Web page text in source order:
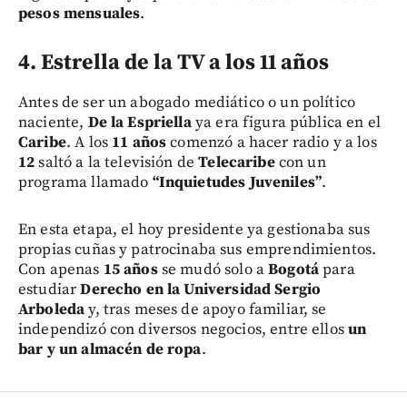
pesos mensuales.
4. Estrella de la TV a los 11 años
Antes de ser un abogado mediático o un político
naciente, De la Espriellaya era figura pública en el
Caribe. A los 11 añoscomenzó a hacer radio y a los
12saltó a la televisión deTelecaribecon un
programa llamado “Inquietudes Juveniles”.
En esta etapa, el hoy presidente ya gestionaba sus
propias cuñas y patrocinaba sus emprendimientos.
Con apenas 15 añosse mudó solo aBogotápara
estudiarDerecho en la Universidad Sergio
Arboleday, tras meses de apoyo familiar, se
independizó con diversos negocios, entre ellosun
bar y un almacén de ropa.